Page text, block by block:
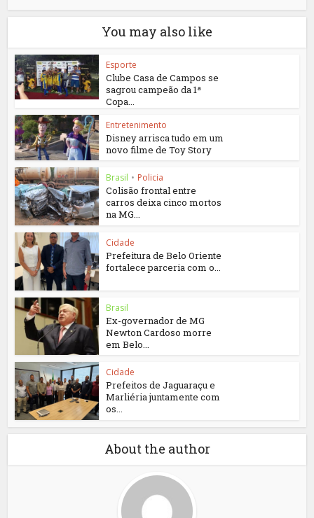
You may also like
Esporte
Clube Casa de Campos se
sagrou campeão da 1ª
Copa...
Entretenimento
Disney arrisca tudo em um
novo filme de Toy Story
Brasil • Policia
Colisão frontal entre
carros deixa cinco mortos
na MG...
Cidade
Prefeitura de Belo Oriente
fortalece parceria com o...
Brasil
Ex-governador de MG
Newton Cardoso morre
em Belo...
Cidade
Prefeitos de Jaguaraçu e
Marliéria juntamente com
os...
About the author